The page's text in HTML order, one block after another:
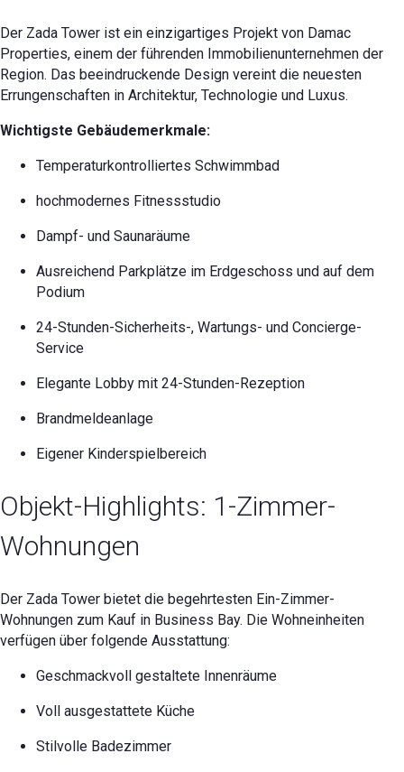
Der Zada Tower ist ein einzigartiges Projekt von Damac
Properties, einem der führenden Immobilienunternehmen der
Region. Das beeindruckende Design vereint die neuesten
Errungenschaften in Architektur, Technologie und Luxus.
Wichtigste Gebäudemerkmale:
Temperaturkontrolliertes Schwimmbad
hochmodernes Fitnessstudio
Dampf- und Saunaräume
Ausreichend Parkplätze im Erdgeschoss und auf dem
Podium
24-Stunden-Sicherheits-, Wartungs- und Concierge-
Service
Elegante Lobby mit 24-Stunden-Rezeption
Brandmeldeanlage
Eigener Kinderspielbereich
Objekt-Highlights: 1-Zimmer-
Wohnungen
Der Zada Tower bietet die begehrtesten Ein-Zimmer-
Wohnungen zum Kauf in Business Bay. Die Wohneinheiten
verfügen über folgende Ausstattung:
Geschmackvoll gestaltete Innenräume
Voll ausgestattete Küche
Stilvolle Badezimmer